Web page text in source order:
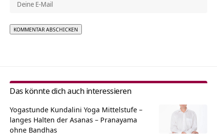
Das könnte dich auch interessieren
Yogastunde Kundalini Yoga Mittelstufe –
langes Halten der Asanas – Pranayama
ohne Bandhas